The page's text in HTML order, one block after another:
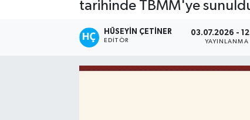
tarihinde TBMM'ye
HÜSEYIN ÇETINER
EDITÖR
03.07.2026 -
YAYINLANMA